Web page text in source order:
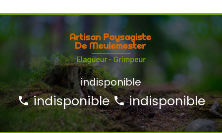
indisponible
indisponible indisponible